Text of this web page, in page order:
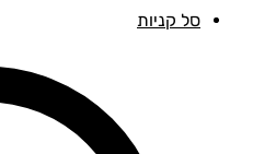
סל קניות